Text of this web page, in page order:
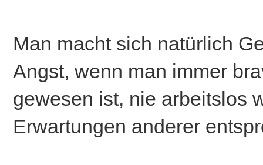
Man macht sich natürlich
Angst, wenn man immer
gewesen ist, nie arbeitslos
Erwartungen anderer